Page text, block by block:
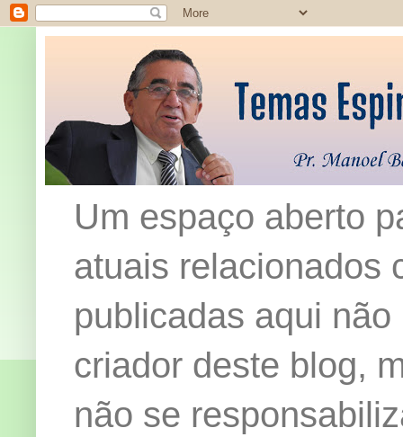
Um espaço aberto
atuais relacionados
publicadas aqui
criador deste blog,
não se